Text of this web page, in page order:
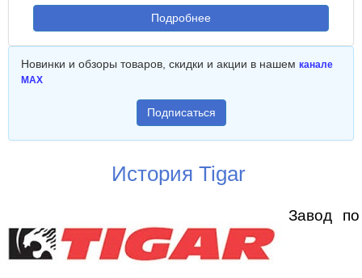
Подробнее
Новинки и обзоры товаров, скидки и акции в нашем канале
MAX
Подписаться
История Tigar
Завод по